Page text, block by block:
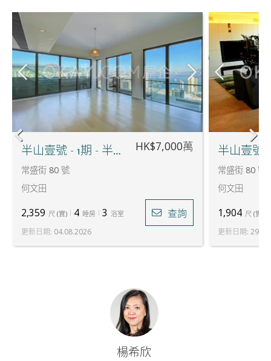
半山壹號 - 1期 - 半山徑26號
常盛街 80 號
何文田
HK$7,000萬
2,359 尺 (實) 4 睡房 3 浴室 查詢
更新日期: 04.08.2026
常盛街 80 號
何文田
1,904 尺 (實
更新日期:
楊希欣